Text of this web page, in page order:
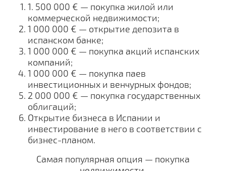
1. 500 000 € — покупка жилой или
коммерческой недвижимости;
1 000 000 € — открытие депозита в
испанском банке;
1 000 000 € — покупка акций испанских
компаний;
1 000 000 € — покупка паев
инвестиционных и венчурных фондов;
2 000 000 € — покупка государственных
облигаций;
Открытие бизнеса в Испании и
инвестирование в него в соответствии с
бизнес-планом.
Самая популярная опция — покупка